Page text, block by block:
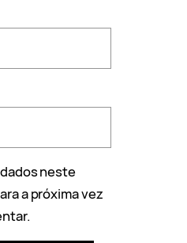
neste
a próxima vez